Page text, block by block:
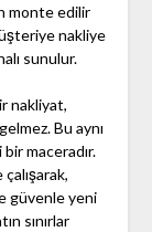
monte edilir
nakliye
sunulur.
nakliyat,
Bu aynı
maceradır.
güvenle yeni
sınırlar